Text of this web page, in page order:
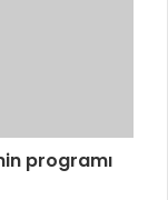
programı